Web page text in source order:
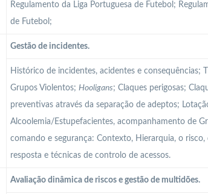
Regulamento da Liga Portuguesa de Futebol;
de Futebol;
Gestão de incidentes.
Histórico de incidentes, acidentes e consequências;
Grupos Violentos; Hooligans; Claques perigosas;
preventivas através da separação de adeptos;
Alcoolemia/Estupefacientes, acompanhamento de
comando e segurança: Contexto, Hierarquia, o risco,
resposta e técnicas de controlo de acessos.
Avaliação dinâmica de riscos e gestão de multidões.